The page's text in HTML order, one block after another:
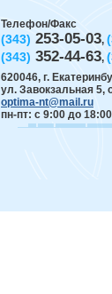
Телефон/Факс
(343) 253-05-03,
(343) 352-44-63,
620046, г.
ул. Завокзальная 5,
optima-nt@mail.ru
пн-пт: с 9:00 до 18:00